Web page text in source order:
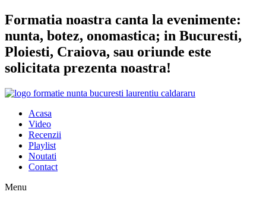
Sari
la
conținut
Formatia noastra canta la evenimente:
nunta, botez, onomastica; in Bucuresti,
Ploiesti, Craiova, sau oriunde este
solicitata prezenta noastra!
Acasa
Video
Recenzii
Playlist
Noutati
Contact
Menu